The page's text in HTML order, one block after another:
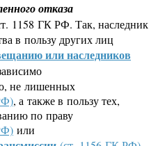
отказа
1158 ГК РФ. Так, наследник
в пользу других лиц
или наследников
не лишенных
, а также в пользу тех,
по праву
или